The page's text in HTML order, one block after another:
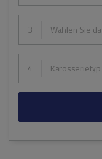
3 Wählen Sie
4 Karosserietyp